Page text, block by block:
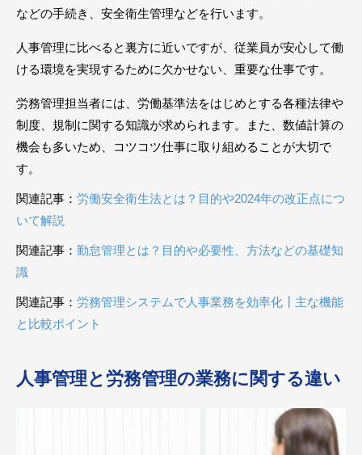
などの手続き、安全衛生管理などを行います。
人事管理に比べると裏方に近いですが、従業員が安心して働
ける環境を実現するために欠かせない、重要な仕事です。
労務管理担当者には、労働基準法をはじめとする各種法律や
制度、規制に関する知識が求められます。また、数値計算の
機会も多いため、コツコツ仕事に取り組めることが大切で
す。
関連記事： 労働安全衛生法とは？目的や2024年の改正点につ
いて解説
関連記事： 勤怠管理とは？目的や必要性、方法などの基礎知
識
関連記事： 労務管理システムで人事業務を効率化┃主な機能
と比較ポイント
人事管理と労務管理の業務に関する違い